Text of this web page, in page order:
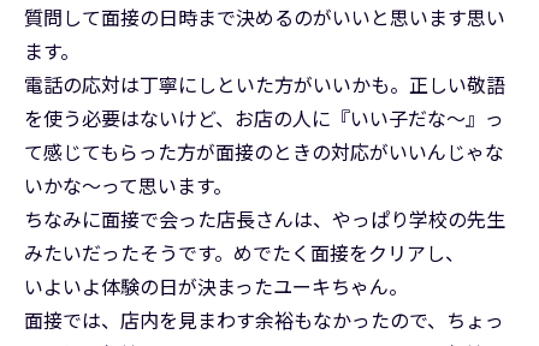
質問して面接の日時まで決めるのがいいと思います思い
ます。
電話の応対は丁寧にしといた方がいいかも。正しい敬語
を使う必要はないけど、お店の人に『いい子だな～』っ
て感じてもらった方が面接のときの対応がいいんじゃな
いかな～って思います。
ちなみに面接で会った店長さんは、やっぱり学校の先生
みたいだったそうです。めでたく面接をクリアし、
いよいよ体験の日が決まったユーキちゃん。
面接では、店内を見まわす余裕もなかったので、ちょっ